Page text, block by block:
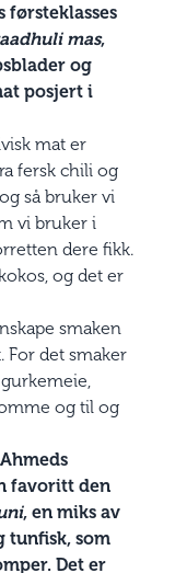
førsteklasses
mas,
og
posjert i
mat er
fersk chili og
så bruker vi
vi bruker i
dere fikk.
og det er
smaken
For det smaker
og til og
favoritt den
, en miks av
tunfisk, som
Det er